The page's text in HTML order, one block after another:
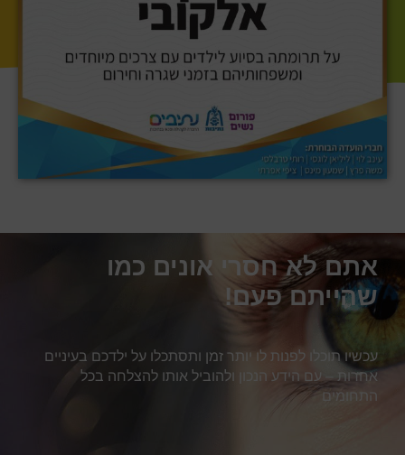
אתם לא חסרי אונים כמו
שהייתם פעם!
עכשיו תוכלו לפנות לו יותר זמן ותסתכלו על ילדכם בעיניים
אחרות – עם הידע הנכון ולהוביל אותו להצלחה בכל
התחומים